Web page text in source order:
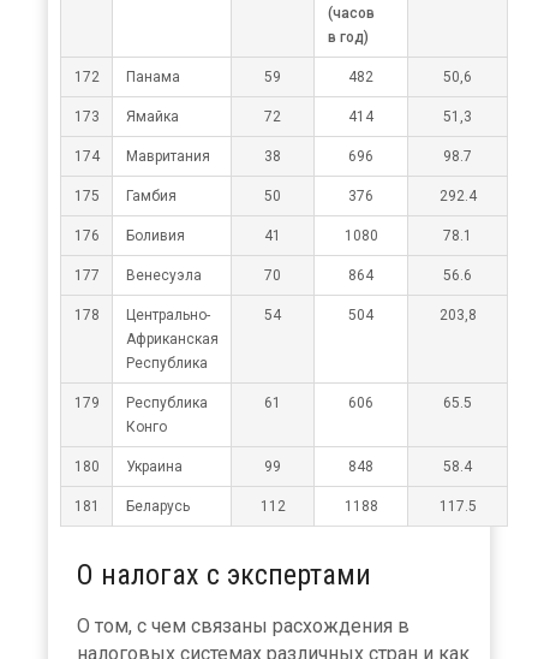
(часов
в год)
172 Панама 59 482 50,6
173 Ямайка 72 414 51,3
174 Мавритания 38 696 98.7
175 Гамбия 50 376 292.4
176 Боливия 41 1080 78.1
177 Венесуэла 70 864 56.6
178
Центрально-
Африканская
Республика
54 504 203,8
179
Республика
Конго
61 606 65.5
180 Украина 99 848 58.4
181 Беларусь 112 1188 117.5
О налогах с экспертами
О том, с чем связаны расхождения в
налоговых системах различных стран и как